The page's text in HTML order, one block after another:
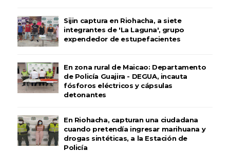
Sijin captura en Riohacha, a siete
integrantes de 'La Laguna', grupo
expendedor de estupefacientes
En zona rural de Maicao: Departamento
de Policía Guajira - DEGUA, incauta
fósforos eléctricos y cápsulas
detonantes
En Riohacha, capturan una ciudadana
cuando pretendía ingresar marihuana y
drogas sintéticas, a la Estación de
Policía